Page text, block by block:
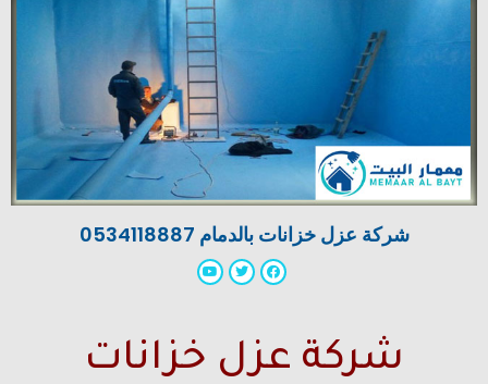
شركة عزل خزانات بالدمام 0534118887
شركة عزل خزانات